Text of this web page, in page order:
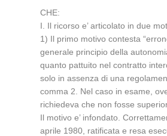
CHE:
I. Il ricorso e’ articolato in due
1) Il primo motivo contesta
generale principio della
quanto pattuito nel contratto
solo in assenza di una
comma 2. Nel caso in esame,
richiedeva che non fosse
Il motivo e’ infondato.
aprile 1980, ratificata e resa